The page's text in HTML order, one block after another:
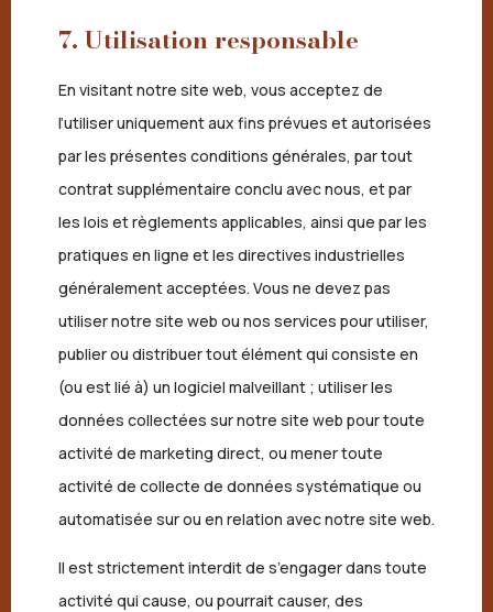
7. Utilisation responsable
En visitant notre site web, vous acceptez de
l’utiliser uniquement aux fins prévues et autorisées
par les présentes conditions générales, par tout
contrat supplémentaire conclu avec nous, et par
les lois et règlements applicables, ainsi que par les
pratiques en ligne et les directives industrielles
généralement acceptées. Vous ne devez pas
utiliser notre site web ou nos services pour utiliser,
publier ou distribuer tout élément qui consiste en
(ou est lié à) un logiciel malveillant ; utiliser les
données collectées sur notre site web pour toute
activité de marketing direct, ou mener toute
activité de collecte de données systématique ou
automatisée sur ou en relation avec notre site web.
Il est strictement interdit de s’engager dans toute
activité qui cause, ou pourrait causer, des